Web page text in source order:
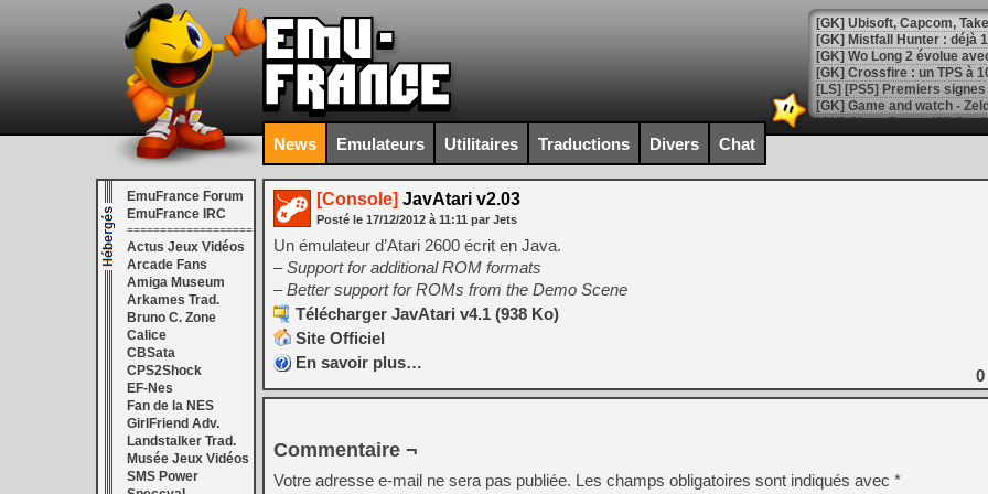
[GK] Mistfall Hunter : déjà
[GK] Wo Long 2 évolue
[GK] Crossfire : un TPS à
[LS] [PS5] Premiers
[Mo5] DOOM arrive en
[GK] Bethesda fête les 30
[GK] Roblox : l'action en
[GK] Agenda - GeForce
[LS] [PS5] ps5-y2jb-
[GK] Pourquoi Marvel
[GK] Test : Restory : Chill
[GK] GTA 6 : Rockstar
[GK] Hot Wheels Infinite
[GK] Mémoire cash -
[GK] Résultats Nintendo :
News Emulateurs Utilitaires Traductions Divers Chat
EmuFrance Forum
EmuFrance IRC
===================
Actus Jeux Vidéos
Arcade Fans
Amiga Museum
Arkames Trad.
Bruno C. Zone
Calice
CBSata
CPS2Shock
EF-Nes
Fan de la NES
GirlFriend Adv.
Landstalker Trad.
Musée Jeux Vidéos
SMS Power
[Console] JavAtari v2.03
Posté le 17/12/2012 à 11:11 par Jets
Un émulateur d’Atari 2600 écrit en Java.
– Support for additional ROM formats
– Better support for ROMs from the Demo Scene
Télécharger JavAtari v4.1 (938 Ko)
Site Officiel
En savoir plus…
0
Commentaire ¬
Votre adresse e-mail ne sera pas publiée. Les champs obligatoires sont indiqués avec *